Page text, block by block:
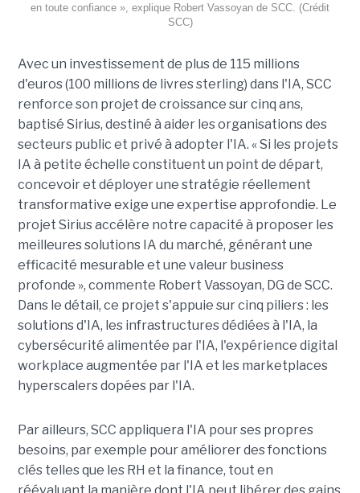
en toute confiance », explique Robert Vassoyan de SCC. (Crédit
SCC)
Avec un investissement de plus de 115 millions
d'euros (100 millions de livres sterling) dans l'IA, SCC
renforce son projet de croissance sur cinq ans,
baptisé Sirius, destiné à aider les organisations des
secteurs public et privé à adopter l'IA. « Si les projets
IA à petite échelle constituent un point de départ,
concevoir et déployer une stratégie réellement
transformative exige une expertise approfondie. Le
projet Sirius accélère notre capacité à proposer les
meilleures solutions IA du marché, générant une
efficacité mesurable et une valeur business
profonde », commente Robert Vassoyan, DG de SCC.
Dans le détail, ce projet s'appuie sur cinq piliers : les
solutions d'IA, les infrastructures dédiées à l'IA, la
cybersécurité alimentée par l'IA, l'expérience digital
workplace augmentée par l'IA et les marketplaces
hyperscalers dopées par l'IA.
Par ailleurs, SCC appliquera l'IA pour ses propres
besoins, par exemple pour améliorer des fonctions
clés telles que les RH et la finance, tout en